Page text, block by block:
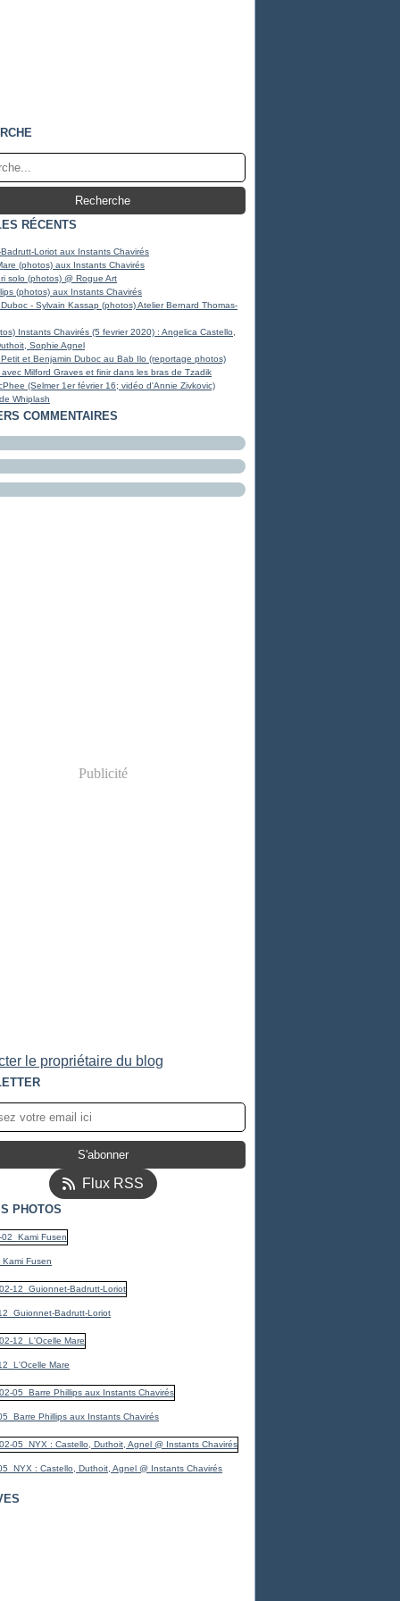
RÉCENTS
Loriot aux Instants Chavirés
(photos) aux Instants Chavirés
solo (photos) @ Rogue Art
(photos) aux Instants Chavirés
- Sylvain Kassap (photos) Atelier Bernard Thomas-
Instants Chavirés (5 fevrier 2020) : Angelica Castello,
Sophie Agnel
et Benjamin Duboc au Bab Ilo (reportage photos)
avec Milford Graves et finir dans les bras de Tzadik
(Selmer 1er février 16; vidéo d'Annie Zivkovic)
Whiplash
COMMENTAIRES
Publicité
le propriétaire du blog
Flux RSS
PHOTOS
Fusen
Badrutt-Loriot
Mare
Phillips aux Instants Chavirés
: Castello, Duthoit, Agnel @ Instants Chavirés